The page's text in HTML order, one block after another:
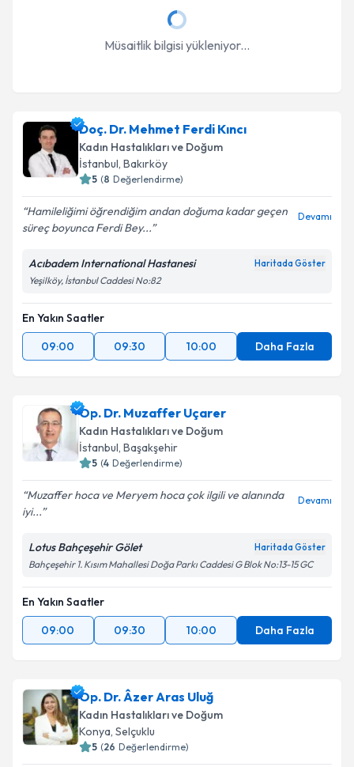
Müsaitlik bilgisi yükleniyor...
Doç. Dr. Mehmet Ferdi Kıncı
Kadın Hastalıkları ve Doğum
İstanbul, Bakırköy
5 (8 Değerlendirme)
Hamileliğimi öğrendiğim andan doğuma kadar geçen
süreç boyunca Ferdi Bey...
Devamı
Acıbadem International Hastanesi Haritada Göster
Yeşilköy, İstanbul Caddesi No:82
En Yakın Saatler
09:00
09:30 10:00 Daha Fazla
Op. Dr. Muzaffer Uçarer
Kadın Hastalıkları ve Doğum
İstanbul, Başakşehir
5 (4 Değerlendirme)
Muzaffer hoca ve Meryem hoca çok ilgili ve alanında
iyi...
Devamı
Lotus Bahçeşehir Gölet Haritada Göster
Bahçeşehir 1. Kısım Mahallesi Doğa Parkı Caddesi G Blok No:13-15 GC
En Yakın Saatler
09:00
09:30 10:00 Daha Fazla
Op. Dr. Âzer Aras Uluğ
Kadın Hastalıkları ve Doğum
Konya, Selçuklu
5 (26 Değerlendirme)